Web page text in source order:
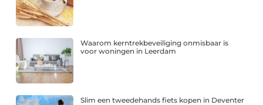
Waarom kerntrekbeveiliging onmisbaar is
voor woningen in Leerdam
Slim een tweedehands fiets kopen in Deventer